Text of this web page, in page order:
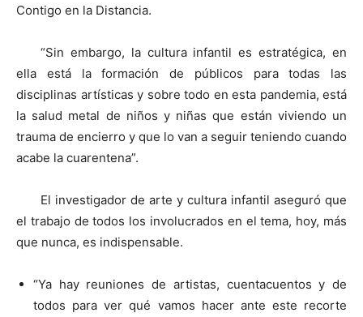
Contigo en la Distancia.
“Sin embargo, la cultura infantil es estratégica, en
ella está la formación de públicos para todas las
disciplinas artísticas y sobre todo en esta pandemia, está
la salud metal de niños y niñas que están viviendo un
trauma de encierro y que lo van a seguir teniendo cuando
acabe la cuarentena”.
El investigador de arte y cultura infantil aseguró que
el trabajo de todos los involucrados en el tema, hoy, más
que nunca, es indispensable.
“Ya hay reuniones de artistas, cuentacuentos y de
todos para ver qué vamos hacer ante este recorte